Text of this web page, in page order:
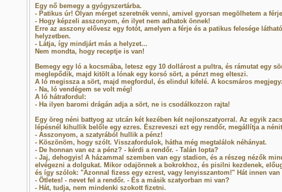
Egy nő bemegy a gyógyszertárba.
- Patikus úr! Olyan mérget szeretnék venni, amivel gyorsan megölhetem a
- Hogy képzeli asszonyom, én ilyet nem adhatok önnek!
Erre az asszony elővesz egy fotót, amelyen a férje és a patikus felesége
helyzetben.
- Látja, így mindjárt más a helyzet...
Nem mondta, hogy receptje is van!
Bemegy egy ló a kocsmába, letesz egy 10 dollárost a pultra, és rámutat egy
meglepődik, majd kitölt a lónak egy korsó sört, a pénzt meg elteszi.
A ló megissza a sört, majd megfordul, és elindul kifelé. A kocsmáros
- Na, ló vendégem se volt még!
A ló hátrafordul:
- Ha ilyen baromi drágán adja a sört, ne is csodálkozzon rajta!
Egy öreg néni battyog az utcán két kezében két nejlonszatyorral. Az egyik
lépésnél kihullik belőle egy ezres. Észreveszi ezt egy rendőr, megállítja a
- Asszonyom, a szatyrából hullik a pénz!
- Köszönöm, hogy szólt. Visszafordulok, hátha még megtalálok néhányat.
- De honnan van ez a pénz? - kérdi a rendőr. - Talán lopta?
- Jaj, dehogyis! A házammal szemben van egy stadion, és a részeg nézők
elvégezni a dolgukat. Mikor odajönnek a bokrokhoz, és pisilni kezdenek,
és így szólok: "Azonnal fizess egy ezrest, vagy lenyisszantom!" Hát innen van
- Ötletes! - nevet fel a rendőr. - És a másik szatyorban mi van?
- Hát, tudja, nem mindenki szokott fizetni.